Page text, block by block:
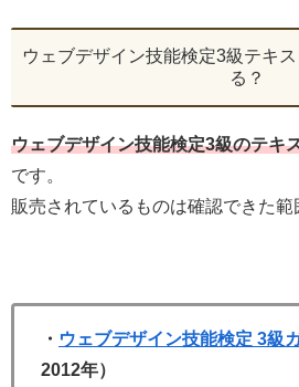
ウェブデザイン技能検定3級テキ
る？
ウェブデザイン技能検定3級のテキ
です。
販売されているものは確認できた範
・ ウェブデザイン技能検定 3級
2012年）